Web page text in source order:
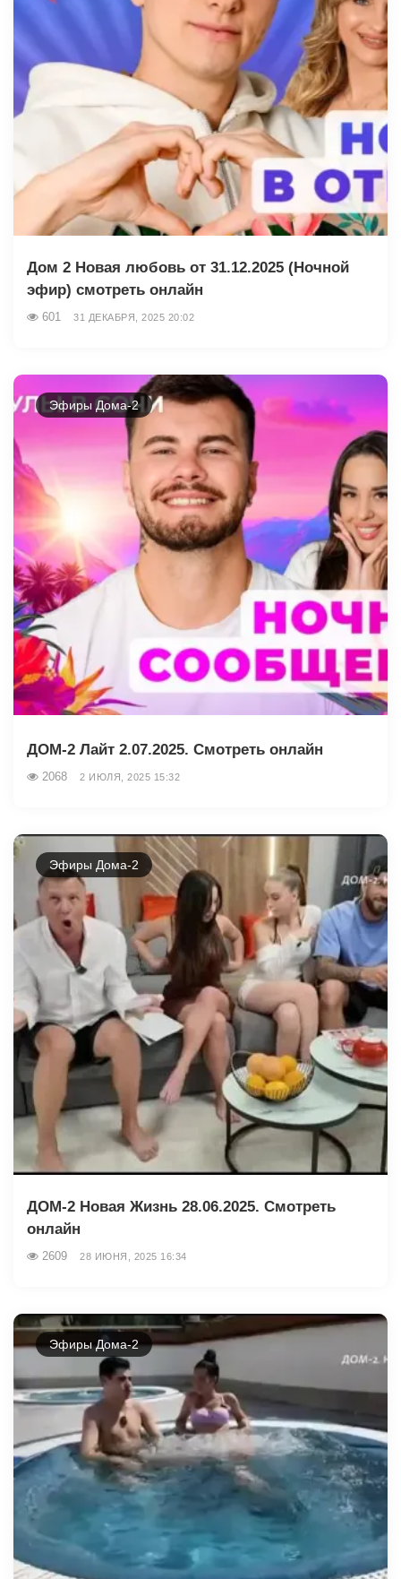
Дом 2 Новая любовь от 31.12.2025 (Ночной
эфир) смотреть онлайн
601 31 ДЕКАБРЯ, 2025 20:02
Эфиры Дома-2
ДОМ-2 Лайт 2.07.2025. Смотреть онлайн
2068 2 ИЮЛЯ, 2025 15:32
Эфиры Дома-2
ДОМ-2 Новая Жизнь 28.06.2025. Смотреть
онлайн
2609 28 ИЮНЯ, 2025 16:34
Эфиры Дома-2